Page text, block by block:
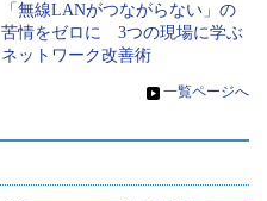
「無線LANがつながらない」の
苦情をゼロに 3つの現場に学ぶ
ネットワーク改善術
» 一覧ページへ